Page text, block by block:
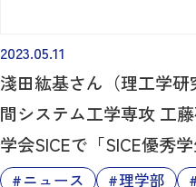
2023.05.11
淺田紘基さん（理工学
間システム工学専攻 工
学会SICEで「SICE優秀
ニュース 理学部